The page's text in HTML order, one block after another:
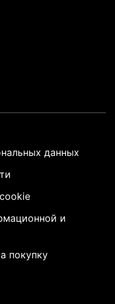
данных
и
покупку